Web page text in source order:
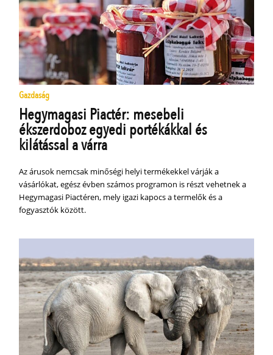
Gazdaság
Hegymagasi Piactér: mesebeli
ékszerdoboz egyedi portékákkal és
kilátással a várra
Az árusok nemcsak minőségi helyi termékekkel várják a
vásárlókat, egész évben számos programon is részt vehetnek a
Hegymagasi Piactéren, mely igazi kapocs a termelők és a
fogyasztók között.